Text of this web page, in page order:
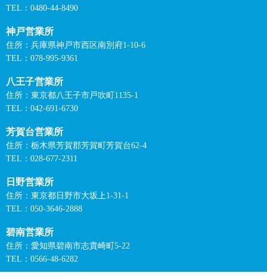
TEL：0480-44-8490
神戸営業所
住所：兵庫県神戸市西区南別府1-10-6
TEL：078-995-9361
八王子営業所
住所：東京都八王子市戸吹町1135-1
TEL：042-691-6730
芳賀台営業所
住所：栃木県芳賀郡芳賀町芳賀台62-4
TEL：028-677-2311
日野営業所
住所：東京都日野市大坂上1-31-1
TEL：050-3646-2888
碧南営業所
住所：愛知県碧南市志貴崎町5-22
TEL：0566-48-6282